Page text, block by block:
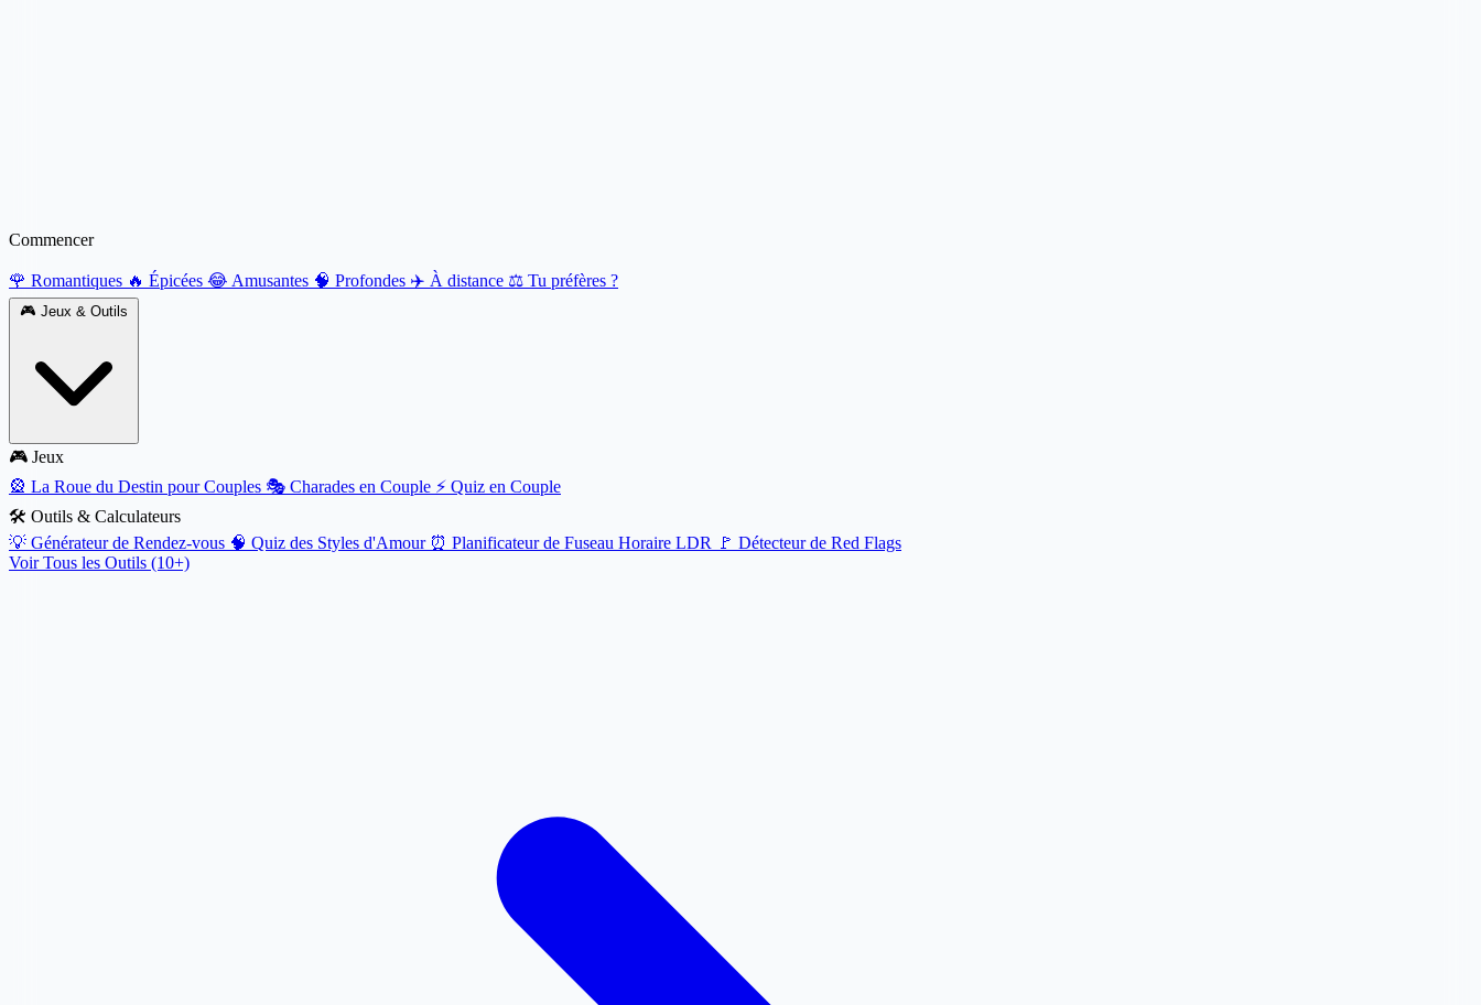
Commencer
🌹 Romantiques 🔥 Épicées 😂 Amusantes 🧠 Profondes ✈️ À distance ⚖️ Tu préfères ?
🎮 Jeux & Outils
🎮 Jeux
🎡 La Roue du Destin pour Couples 🎭 Charades en Couple ⚡ Quiz en Couple
🛠️ Outils & Calculateurs
💡 Générateur de Rendez-vous 🧠 Quiz des Styles d'Amour ⏰ Planificateur de Fuseau Horaire LDR 🚩 Détecteur de Red Flags
Voir Tous les Outils (10+)